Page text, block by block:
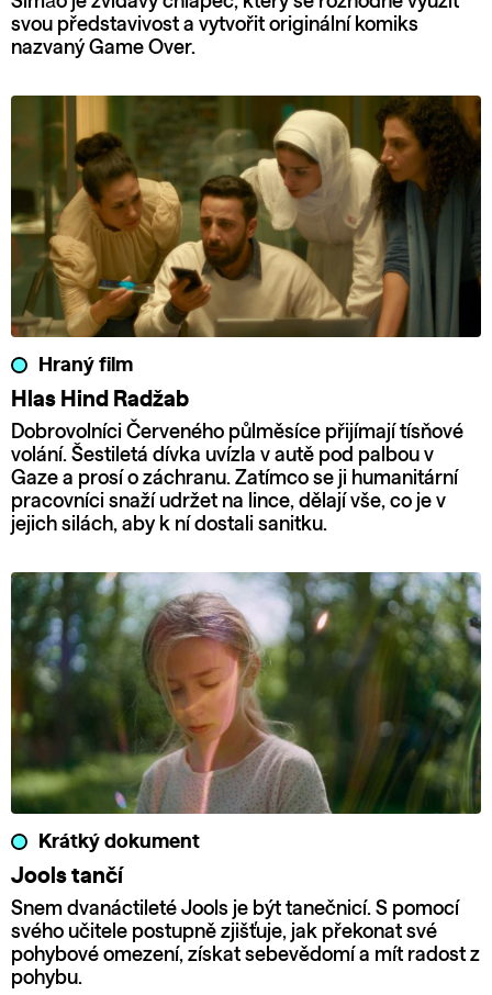
svou představivost a vytvořit originální komiks
nazvaný Game Over.
Hraný film
Hlas Hind Radžab
Dobrovolníci Červeného půlměsíce přijímají tísňové
volání. Šestiletá dívka uvízla v autě pod palbou v
Gaze a prosí o záchranu. Zatímco se ji humanitární
pracovníci snaží udržet na lince, dělají vše, co je v
jejich silách, aby k ní dostali sanitku.
Krátký dokument
Jools tančí
Snem dvanáctileté Jools je být tanečnicí. S pomocí
svého učitele postupně zjišťuje, jak překonat své
pohybové omezení, získat sebevědomí a mít radost z
pohybu.